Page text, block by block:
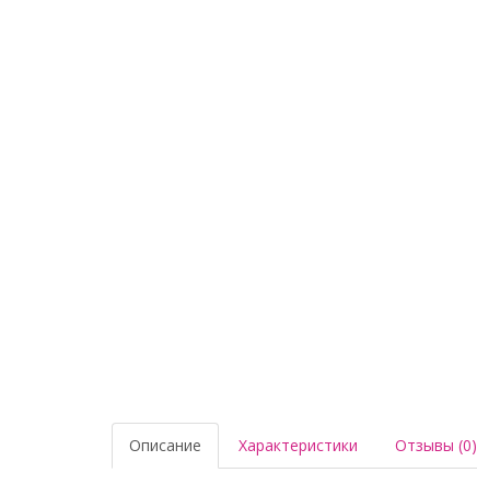
Описание Характеристики Отзывы (0)